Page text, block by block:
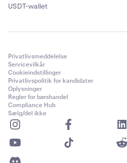
USDT-wallet
Privatlivsmeddelelse
Servicevilkår
Cookieindstillinger
Privatlivspolitik for kandidater
Oplysninger
Regler for børshandel
Compliance Hub
Sælg/del ikke